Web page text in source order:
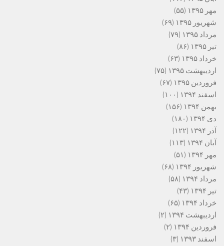
مهر ۱۳۹۵
(۵۵)
شهریور ۱۳۹۵
(۶۹)
مرداد ۱۳۹۵
(۷۹)
تیر ۱۳۹۵
(۸۶)
خرداد ۱۳۹۵
(۶۳)
اردیبهشت ۱۳۹۵
(۷۵)
فروردین ۱۳۹۵
(۶۷)
اسفند ۱۳۹۴
(۱۰۰)
بهمن ۱۳۹۴
(۱۵۶)
دی ۱۳۹۴
(۱۸۰)
آذر ۱۳۹۴
(۱۲۲)
آبان ۱۳۹۴
(۱۱۳)
مهر ۱۳۹۴
(۵۱)
شهریور ۱۳۹۴
(۶۸)
مرداد ۱۳۹۴
(۵۸)
تیر ۱۳۹۴
(۴۳)
خرداد ۱۳۹۴
(۶۵)
اردیبهشت ۱۳۹۴
(۲)
فروردین ۱۳۹۴
(۲)
اسفند ۱۳۹۳
(۳)